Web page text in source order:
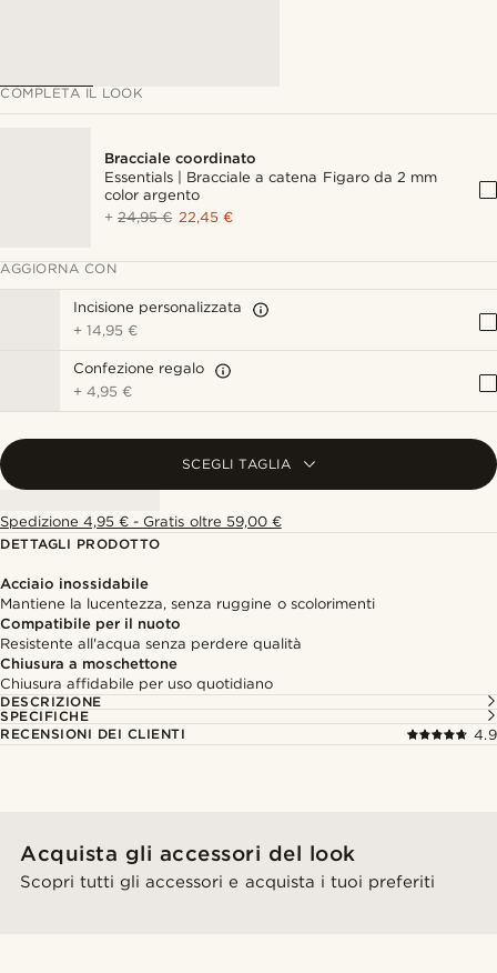
COMPLETA IL LOOK
Bracciale coordinato
Essentials | Bracciale a catena Figaro da 2 mm
color argento
+24,95 € 22,45 €
AGGIORNA CON
Incisione personalizzata
+14,95 €
Confezione regalo
+4,95 €
SCEGLI TAGLIA
Spedizione 4,95 € - Gratis oltre 59,00 €
DETTAGLI PRODOTTO
Acciaio inossidabile
Mantiene la lucentezza, senza ruggine o scolorimenti
Compatibile per il nuoto
Resistente all'acqua senza perdere qualità
Chiusura a moschettone
Chiusura affidabile per uso quotidiano
DESCRIZIONE
SPECIFICHE
RECENSIONI DEI CLIENTI
4.9
Acquista gli accessori del look
Scopri tutti gli accessori e acquista i tuoi preferiti